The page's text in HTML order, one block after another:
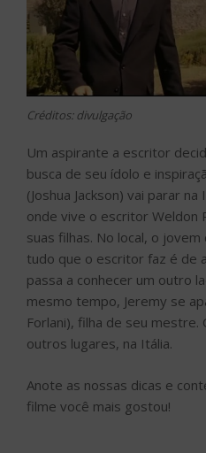
Créditos: divulgação
Um aspirante a escritor
busca de seu ídolo e
(Joshua Jackson) vai parar
onde vive o escritor Weldon
suas filhas. No local, o
tudo que o escritor faz é de
passa a conhecer um outro
mesmo tempo, Jeremy se
Forlani), filha de seu
outros lugares, na Itália.
Anote as nossas dicas e
filme você mais gostou!